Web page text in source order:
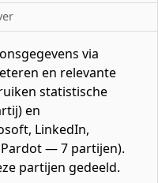
via
en relevante
statistische
en
LinkedIn,
— 7 partijen).
partijen gedeeld.